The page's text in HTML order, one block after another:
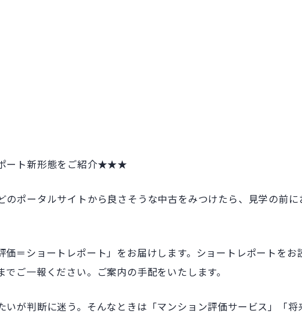
ート新形態をご紹介★★★
のポータルサイトから良さそうな中古をみつけたら、見学の前に
価＝ショートレポート」をお届けします。ショートレポートをお
ご一報ください。ご案内の手配をいたします。
いが判断に迷う。そんなときは「マンション評価サービス」「